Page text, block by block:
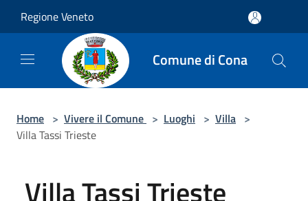
Regione Veneto
Comune di Cona
Home > Vivere il Comune > Luoghi > Villa >
Villa Tassi Trieste
Villa Tassi Trieste